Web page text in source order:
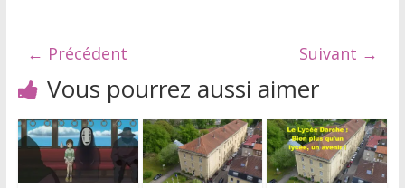
← Précédent Suivant →
Vous pourrez aussi aimer